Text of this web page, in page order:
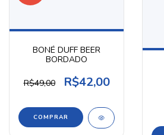
BONÉ DUFF BEER
BORDADO
R$49,00 R$42,00